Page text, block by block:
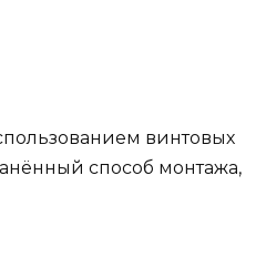
винтовых
способ монтажа,